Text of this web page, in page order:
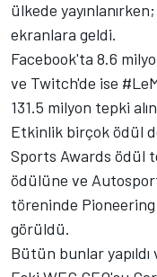
ülkede
ekranlara geldi.
Facebook'ta 8.6
ve Twitch'de ise
131.5 milyon tepki
Etkinlik birçok ödül
Sports Awards ödül
ödülüne ve
töreninde
görüldü.
Bütün bunlar yapıldı